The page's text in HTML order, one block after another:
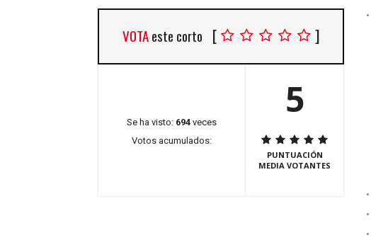
VOTAeste corto [ ]
Se ha visto: 694 veces
Votos acumulados:
5
PUNTUACIÓN
MEDIA VOTANTES